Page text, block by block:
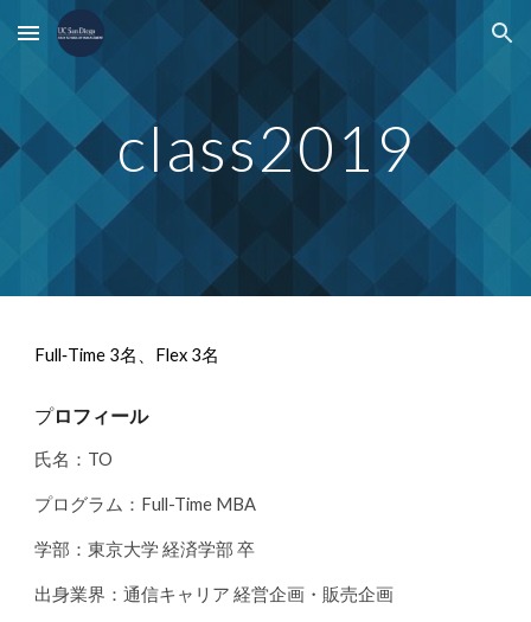
Skip to main content Skip to navigation
class2019
Full‐Time 3名、Flex 3名
プロフィール
氏名：TO
プログラム：Full-Time MBA
学部：東京大学 経済学部 卒
出身業界：通信キャリア 経営企画・販売企画